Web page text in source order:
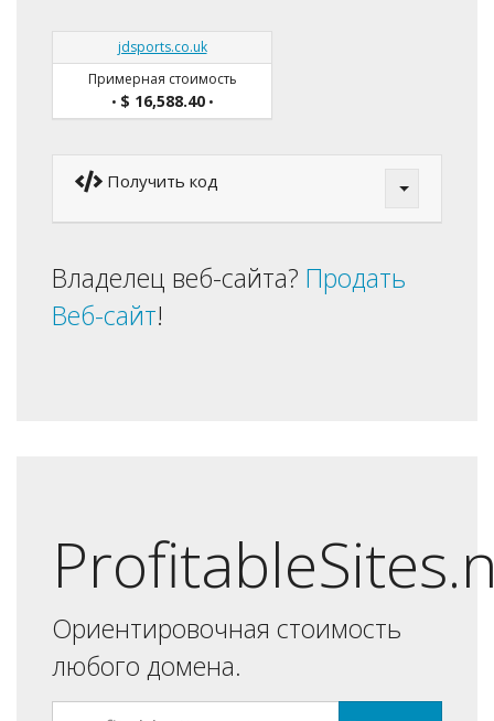
jdsports.co.uk
Примерная стоимость
• $ 16,588.40•
Получить код
Владелец веб-сайта? Продать
Веб-сайт!
Ориентировочная стоимость
любого домена.